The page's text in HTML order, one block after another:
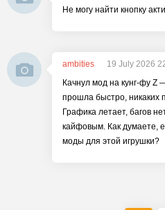
Не могу найти кнопку
ambities
19 July 2026
Качнул мод на кунг-фу Z
прошла быстро, никаких
Графика летает, багов
кайфовым. Как думаете,
моды для этой игрушки?